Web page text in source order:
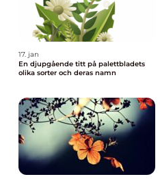
17. jan
En djupgående titt på palettbladets
olika sorter och deras namn